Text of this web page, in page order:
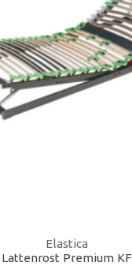
Elastica
Lattenrost Premium KF